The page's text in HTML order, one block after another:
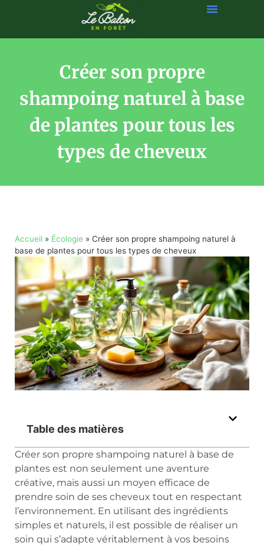
Créer son propre
shampoing naturel à base
de plantes pour tous les
types de cheveux
Accueil » Écologie » Créer son propre shampoing naturel à
base de plantes pour tous les types de cheveux
Table des matières
Créer son propre shampoing naturel à base de
plantes est non seulement une aventure
créative, mais aussi un moyen efficace de
prendre soin de ses cheveux tout en respectant
l’environnement. En utilisant des ingrédients
simples et naturels, il est possible de réaliser un
soin qui s’adapte véritablement à vos besoins